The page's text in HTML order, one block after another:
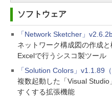
ソフトウェア
「Network Sketcher」
ネットワーク構成図の作成
Excelで行うシスコ製ツール
「Solution Colors」v1.1.89
複数起動した「Visual
すくする拡張機能